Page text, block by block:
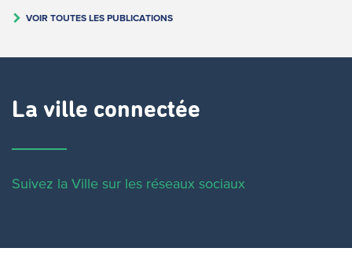
VOIR TOUTES LES PUBLICATIONS
La ville connectée
Suivez la Ville sur les réseaux sociaux